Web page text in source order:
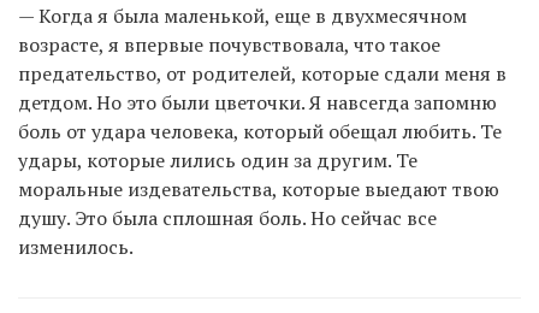
— Когда я была маленькой, еще в двухмесячном
возрасте, я впервые почувствовала, что такое
предательство, от родителей, которые сдали меня в
детдом. Но это были цветочки. Я навсегда запомню
боль от удара человека, который обещал любить. Те
удары, которые лились один за другим. Те
моральные издевательства, которые выедают твою
душу. Это была сплошная боль. Но сейчас все
изменилось.